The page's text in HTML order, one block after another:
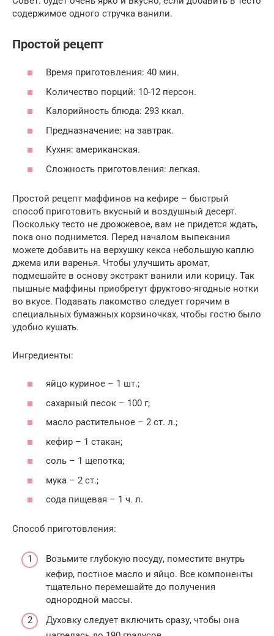
содержимое одного стручка ванили.
Простой рецепт­
Время приготовления: 40 мин.
Количество порций: 10-12 персон.
Калорийность блюда: 293 ккал.
Предназначение: на завтрак.
Кухня: американская.
Сложность приготовления: легкая.
Простой рецепт маффинов на кефире – быстрый
способ приготовить вкусный и воздушный десерт.
Поскольку тесто не дрожжевое, вам не придется ждать,
пока оно поднимется. Перед началом выпекания
можете добавить на верхушку кекса небольшую каплю
джема или варенья. Чтобы улучшить аромат,
подмешайте в основу экстракт ванили или корицу. Так
пышные маффины приобретут фруктово-ягодные нотки
во вкусе. Подавать лакомство следует горячим в
специальных бумажных корзиночках, чтобы гостю было
удобно кушать.
Ингредиенты:
яйцо куриное – 1 шт.;
сахарный песок – 100 г;
масло растительное – 2 ст. л.;
кефир – 1 стакан;
соль – 1 щепотка;
мука – 2 ст.;
сода пищевая – 1 ч. л.
Способ приготовления:
Возьмите глубокую посуду, поместите внутрь
кефир, постное масло и яйцо. Все компоненты
тщательно перемешайте до получения
однородной массы.
Духовку следует включить сразу, чтобы она